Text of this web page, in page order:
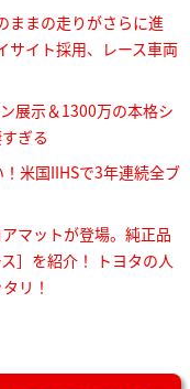
ままの走りがさらに進
サイト採用、レース車両
展示＆1300万の本格シ
ぎる
米国IIHSで3年連続全ブ
マットが登場。純正品
］を紹介！ トヨタの人
リ！